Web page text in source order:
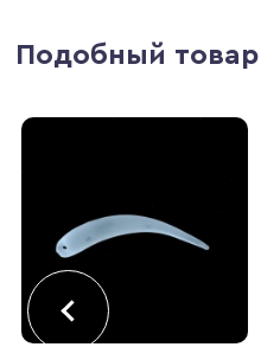
Подобный товар